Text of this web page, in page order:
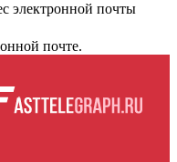
электронной почты
почте.